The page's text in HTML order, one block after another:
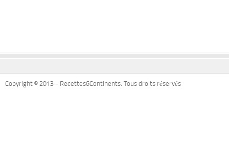
Copyright © 2013 - Recettes6Continents. Tous droits réservés